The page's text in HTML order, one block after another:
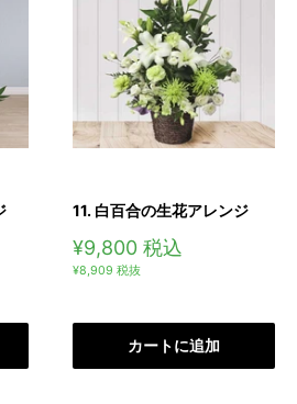
11. 白百合の生花アレンジ
販
売
¥9,800 税込
¥8,909 税抜
カートに追加